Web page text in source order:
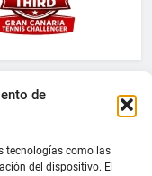
de
tecnologías como las
del dispositivo. El